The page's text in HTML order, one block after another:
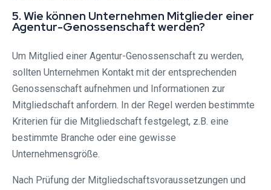
5. Wie können Unternehmen Mitglieder einer
Agentur-Genossenschaft werden?
Um Mitglied einer Agentur-Genossenschaft zu werden,
sollten Unternehmen Kontakt mit der entsprechenden
Genossenschaft aufnehmen und Informationen zur
Mitgliedschaft anfordern. In der Regel werden bestimmte
Kriterien für die Mitgliedschaft festgelegt, z.B. eine
bestimmte Branche oder eine gewisse
Unternehmensgröße.
Nach Prüfung der Mitgliedschaftsvoraussetzungen und